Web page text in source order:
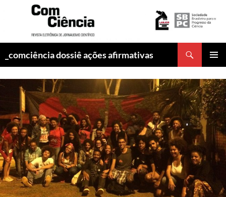
_comciência dossiê ações afirmativas
CONTEÚDO